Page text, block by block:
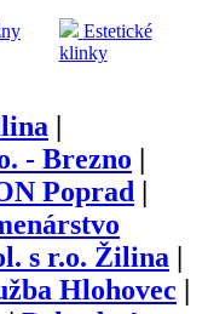
Estetické
klinky
- Brezno
Poprad
s r.o. Žilina
Hlohovec